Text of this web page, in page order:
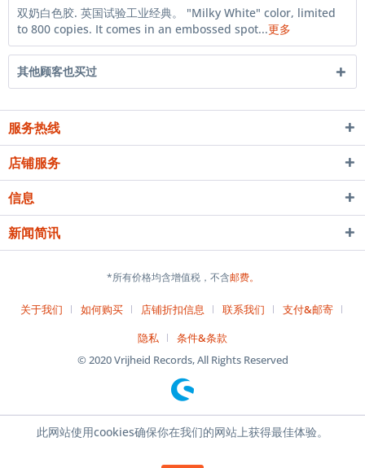
双奶白色胶. 英国试验工业经典。 "Milky White" color, limited
to 800 copies. It comes in an embossed spot...更多
其他顾客也买过
服务热线
店铺服务
信息
新闻简讯
*所有价格均含增值税，不含邮费。
关于我们 如何购买 店铺折扣信息 联系我们
支付&邮寄
隐私
条件&条款
© 2020 Vrijheid Records, All Rights Reserved
此网站使用cookies确保你在我们的网站上获得最佳体验。